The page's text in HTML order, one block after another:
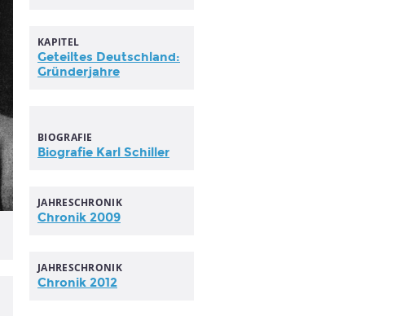
KAPITEL
Geteiltes Deutschland:
Gründerjahre
BIOGRAFIE
Biografie Karl Schiller
JAHRESCHRONIK
Chronik 2009
JAHRESCHRONIK
Chronik 2012